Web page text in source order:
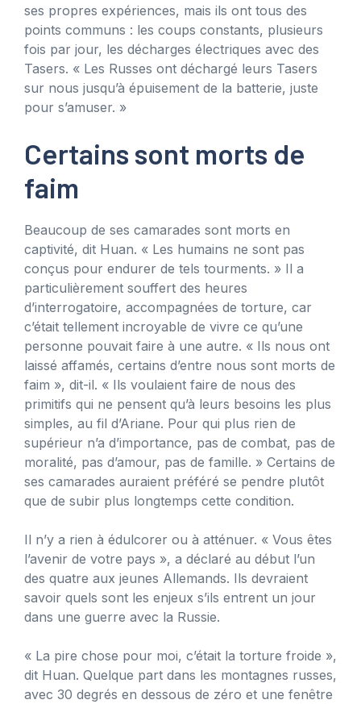
ses propres expériences, mais ils ont tous des
points communs : les coups constants, plusieurs
fois par jour, les décharges électriques avec des
Tasers. « Les Russes ont déchargé leurs Tasers
sur nous jusqu’à épuisement de la batterie, juste
pour s’amuser. »
Certains sont morts de
faim
Beaucoup de ses camarades sont morts en
captivité, dit Huan. « Les humains ne sont pas
conçus pour endurer de tels tourments. » Il a
particulièrement souffert des heures
d’interrogatoire, accompagnées de torture, car
c’était tellement incroyable de vivre ce qu’une
personne pouvait faire à une autre. « Ils nous ont
laissé affamés, certains d’entre nous sont morts de
faim », dit-il. « Ils voulaient faire de nous des
primitifs qui ne pensent qu’à leurs besoins les plus
simples, au fil d’Ariane. Pour qui plus rien de
supérieur n’a d’importance, pas de combat, pas de
moralité, pas d’amour, pas de famille. » Certains de
ses camarades auraient préféré se pendre plutôt
que de subir plus longtemps cette condition.
Il n’y a rien à édulcorer ou à atténuer. « Vous êtes
l’avenir de votre pays », a déclaré au début l’un
des quatre aux jeunes Allemands. Ils devraient
savoir quels sont les enjeux s’ils entrent un jour
dans une guerre avec la Russie.
« La pire chose pour moi, c’était la torture froide »,
dit Huan. Quelque part dans les montagnes russes,
avec 30 degrés en dessous de zéro et une fenêtre